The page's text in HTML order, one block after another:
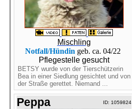
Mischling
Notfall/Hündin geb. ca. 04/22
Pflegestelle gesucht
BETSY wurde von der Tierschützerin
Bea in einer Siedlung gesichtet und von
der Straße gerettet. Niemand ...
Peppa ID: 1059824